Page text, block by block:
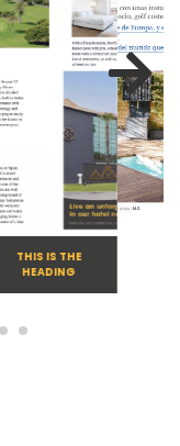
THIS IS THE
HEADING